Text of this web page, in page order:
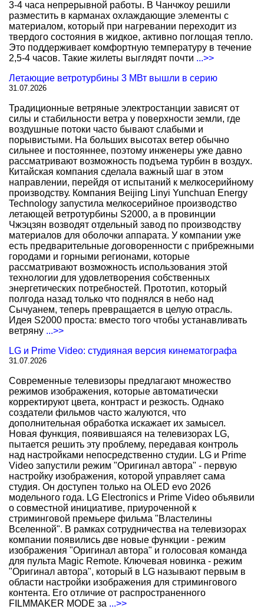
3-4 часа непрерывной работы. В Чанчжоу решили
разместить в карманах охлаждающие элементы с
материалом, который при нагревании переходит из
твердого состояния в жидкое, активно поглощая тепло.
Это поддерживает комфортную температуру в течение
2,5-4 часов. Такие жилеты выглядят почти ...>>
Летающие ветротурбины 3 МВт вышли в серию
31.07.2026
Традиционные ветряные электростанции зависят от
силы и стабильности ветра у поверхности земли, где
воздушные потоки часто бывают слабыми и
порывистыми. На больших высотах ветер обычно
сильнее и постояннее, поэтому инженеры уже давно
рассматривают возможность подъема турбин в воздух.
Китайская компания сделала важный шаг в этом
направлении, перейдя от испытаний к мелкосерийному
производству. Компания Beijing Linyi Yunchuan Energy
Technology запустила мелкосерийное производство
летающей ветротурбины S2000, а в провинции
Чжэцзян возводят отдельный завод по производству
материалов для оболочки аппарата. У компании уже
есть предварительные договоренности с прибрежными
городами и горными регионами, которые
рассматривают возможность использования этой
технологии для удовлетворения собственных
энергетических потребностей. Прототип, который
полгода назад только что поднялся в небо над
Сычуанем, теперь превращается в целую отрасль.
Идея S2000 проста: вместо того чтобы устанавливать
ветряну ...>>
LG и Prime Video: студияная версия кинематографа
31.07.2026
Современные телевизоры предлагают множество
режимов изображения, которые автоматически
корректируют цвета, контраст и резкость. Однако
создатели фильмов часто жалуются, что
дополнительная обработка искажает их замысел.
Новая функция, появившаяся на телевизорах LG,
пытается решить эту проблему, передавая контроль
над настройками непосредственно студии. LG и Prime
Video запустили режим "Оригинал автора" - первую
настройку изображения, которой управляет сама
студия. Он доступен только на OLED evo 2026
модельного года. LG Electronics и Prime Video объявили
о совместной инициативе, приуроченной к
стриминговой премьере фильма "Властелины
Вселенной". В рамках сотрудничества на телевизорах
компании появились две новые функции - режим
изображения "Оригинал автора" и голосовая команда
для пульта Magic Remote. Ключевая новинка - режим
"Оригинал автора", который в LG называют первым в
области настройки изображения для стримингового
контента. Его отличие от распространенного
FILMMAKER MODE за ...>>